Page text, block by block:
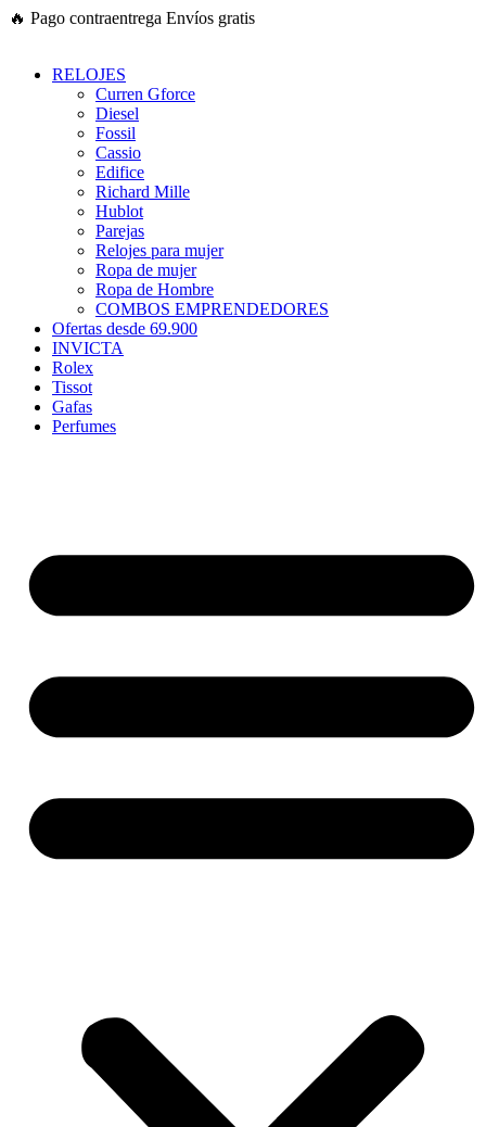
Ir
🔥 Pago contraentrega Envíos gratis
RELOJES
Curren Gforce
Diesel
Fossil
Cassio
Edifice
Richard Mille
Hublot
Parejas
Relojes para mujer
Ropa de mujer
Ropa de Hombre
COMBOS EMPRENDEDORES
Ofertas desde 69.900
INVICTA
Rolex
Tissot
Gafas
Perfumes